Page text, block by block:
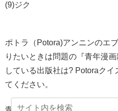
(9)ジク
ポトラ（Potora)アンニンのエ
りたいときは問題の『青年漫
している出版社は? Potoraク
てください。